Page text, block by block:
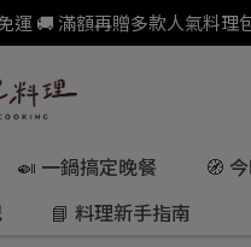
運 🚚 滿額再贈多款人氣料理
🍛 一鍋搞定晚餐 🧭
📘 料理新手指南